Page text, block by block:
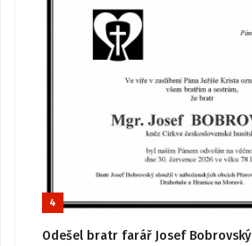
4
Odešel bratr farář Josef Bobrovský